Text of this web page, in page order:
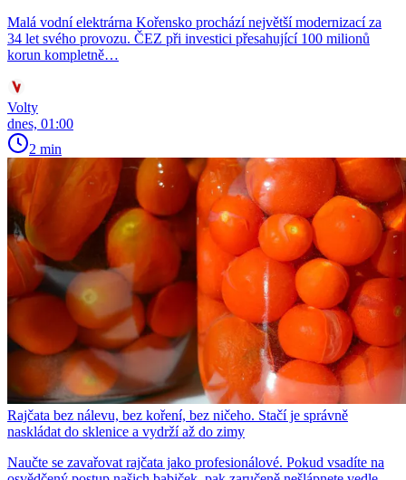
Malá vodní elektrárna Kořensko prochází největší modernizací za
34 let svého provozu. ČEZ při investici přesahující 100 milionů
korun kompletně…
Volty
dnes, 01:00
2 min
Rajčata bez nálevu, bez koření, bez ničeho. Stačí je správně
naskládat do sklenice a vydrží až do zimy
Naučte se zavařovat rajčata jako profesionálové. Pokud vsadíte na